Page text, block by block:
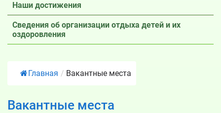
Наши достижения
Сведения об организации отдыха детей и их
оздоровления
Главная / Вакантные места
Вакантные места